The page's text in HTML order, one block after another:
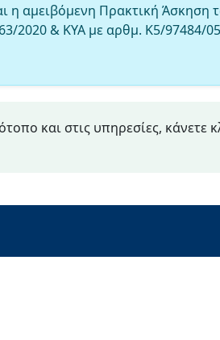
η αμειβόμενη Πρακτική
2020 & ΚΥΑ με αρθμ. Κ5/97484/
και στις υπηρεσίες, κάνετε